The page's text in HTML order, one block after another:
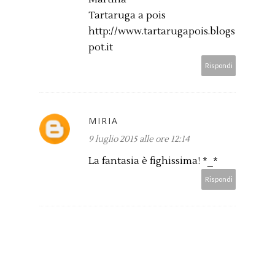
Tartaruga a pois
http://www.tartarugapois.blogs
pot.it
Rispondi
MIRIA
9 luglio 2015 alle ore 12:14
La fantasia è fighissima! *_*
Rispondi